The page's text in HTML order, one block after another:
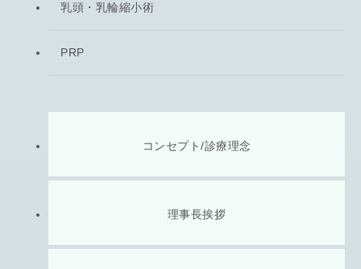
乳頭・乳輪縮小術
PRP
コンセプト/診療理念
理事長挨拶